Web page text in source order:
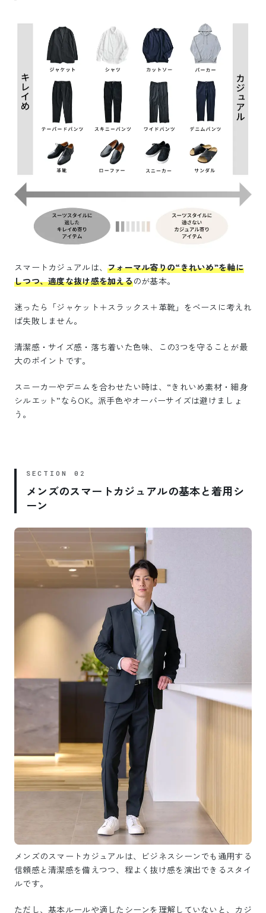
スマートカジュアルは、フォーマル寄りの“きれいめ”を軸に
しつつ、適度な抜け感を加えるのが基本。
迷ったら「ジャケット＋スラックス＋革靴」をベースに考えれ
ば失敗しません。
清潔感・サイズ感・落ち着いた色味、この3つを守ることが最
大のポイントです。
スニーカーやデニムを合わせたい時は、“きれいめ素材・細身
シルエット”ならOK。派手色やオーバーサイズは避けましょ
う。
メンズのスマートカジュアルの基本と着用シ
ーン
メンズのスマートカジュアルは、ビジネスシーンでも通用する
信頼感と清潔感を備えつつ、程よく抜け感を演出できるスタイ
ルです。
ただし、基本ルールや適したシーンを理解していないと、カジ